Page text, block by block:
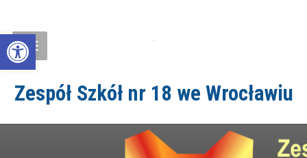
Open toolbar
Zespół Szkół nr 18 we Wrocławiu